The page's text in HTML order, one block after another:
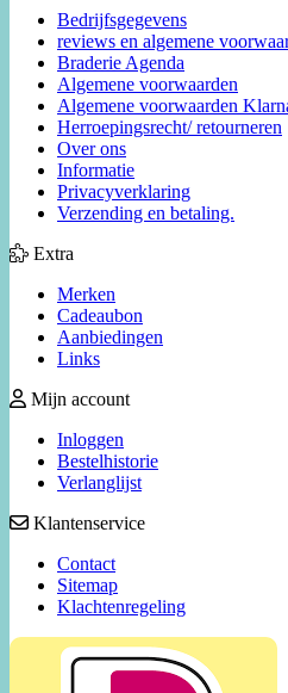
Bedrijfsgegevens
reviews en algemene
Braderie Agenda
Algemene voorwaarden
Algemene voorwaarden
Herroepingsrecht/ retourneren
Over ons
Informatie
Privacyverklaring
Verzending en betaling.
Extra
Merken
Cadeaubon
Aanbiedingen
Links
Mijn account
Inloggen
Bestelhistorie
Verlanglijst
Klantenservice
Contact
Sitemap
Klachtenregeling